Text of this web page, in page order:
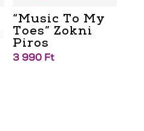
“Music To My
Toes” Zokni
Piros
3 990 Ft